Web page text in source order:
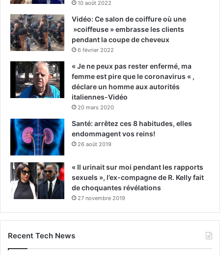
10 août 2022
Vidéo: Ce salon de coiffure où une
»coiffeuse » embrasse les clients
pendant la coupe de cheveux
6 février 2022
« Je ne peux pas rester enfermé, ma
femme est pire que le coronavirus « ,
déclare un homme aux autorités
italiennes-Vidéo
20 mars 2020
Santé: arrêtez ces 8 habitudes, elles
endommagent vos reins!
26 août 2019
« Il urinait sur moi pendant les rapports
sexuels », l’ex-compagne de R. Kelly fait
de choquantes révélations
27 novembre 2019
Recent Tech News